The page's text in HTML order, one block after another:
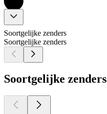
Soortgelijke zenders
Soortgelijke zenders
Soortgelijke zenders